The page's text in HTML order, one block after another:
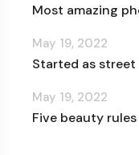
Most amazing
Started as
May 19, 2022
Five beauty
May 19, 2022